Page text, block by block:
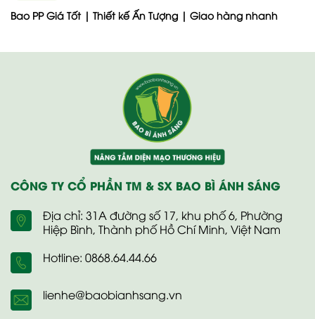
Bao PP Giá Tốt | Thiết kế Ấn Tượng | Giao hàng nhanh
CÔNG TY CỔ PHẦN TM & SX BAO BÌ ÁNH SÁNG
Địa chỉ: 31A đường số 17, khu phố 6, Phường
Hiệp Bình, Thành phố Hồ Chí Minh, Việt Nam
Hotline: 0868.64.44.66
lienhe@baobianhsang.vn